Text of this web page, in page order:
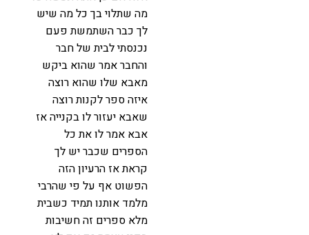
מה שתלוי בך כל מה שיש
לך כבר השתמשת פעם
נכנסתי לבית של חבר
והחבר אמר שהוא ביקש
מאבא שלו שהוא רוצה
איזה ספר לקנות רוצה
שאבא יעזור לו בקנייה אז
אבא אמר לו את כל
הספרים שכבר יש לך
קראת אז הרעיון הזה
הפשוט אף על פי שהרבי
מלמד אותנו תמיד כשבית
מלא ספרים זה חשיבות